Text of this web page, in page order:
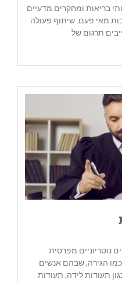
בריאות ומחקרים מדעיים
מאי פעם. שיתוף פעולה
תרגום של
נוטריוניים מפרסית
כמו הגירה, שבהם אנשים
תעודות לידה, תעודות